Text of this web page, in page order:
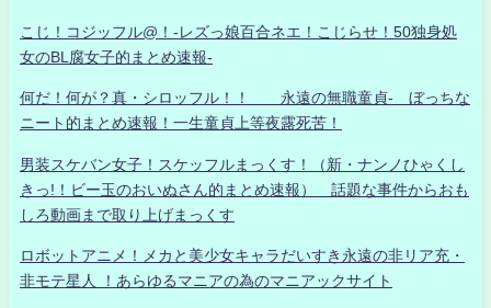
こじ！コジッフル@！-レズっ娘百合ネエ！こじらせ！50独身処
女のBL腐女子的まとめ速報-
何だ！何が？真・シロッフル！！ 永遠の無職童貞- ぼっちな
ニート的まとめ速報！一生童貞上等夜露死苦！
男装スケバン女子！スケッフルまっくす！（新・ナンノひゃくし
きっ!！ビー玉のおいぬさん的まとめ速報） 話題な事件からおも
しろ動画まで取り上げまっくす
ロボットアニメ！メカと美少女キャラだいすき永遠の非リア充・
非モテ星人 ！あらゆるマニアの為のマニアックサイト